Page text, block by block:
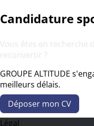
Candidature
Vous êtes en recherche
reconvertir ?
GROUPE ALTITUDE
meilleurs délais.
Déposer mon CV
Légal